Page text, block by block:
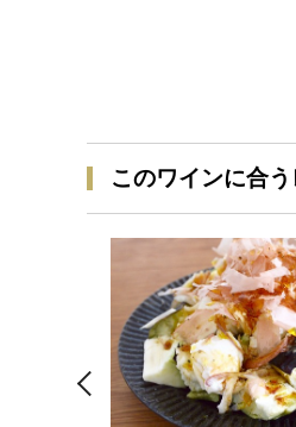
このワインに合